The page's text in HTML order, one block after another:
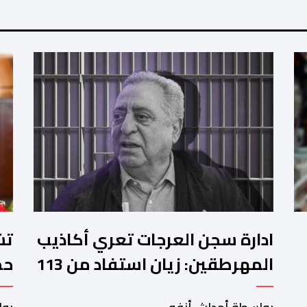
ادارة سجن العرجات تعري أكاذيب
المهرطقين: زيان استفاد من 113
استشارة و50 فحصا طبيا